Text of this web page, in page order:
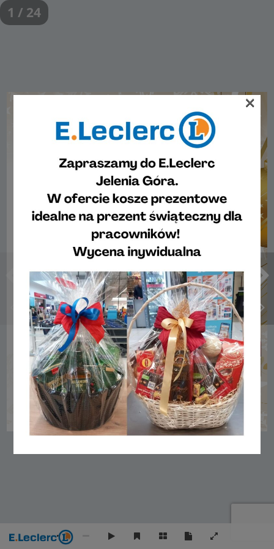
1 / 24
×